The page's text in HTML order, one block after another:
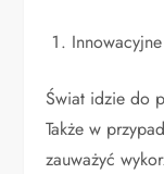
Świat idzie do
Także w
zauważyć